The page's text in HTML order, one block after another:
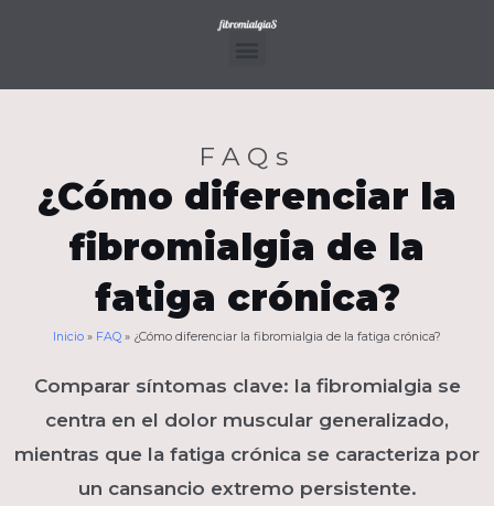
FAQs
¿Cómo diferenciar la
fibromialgia de la
fatiga crónica?
Inicio » FAQ » ¿Cómo diferenciar la fibromialgia de la fatiga crónica?
Comparar síntomas clave: la fibromialgia se
centra en el dolor muscular generalizado,
mientras que la fatiga crónica se caracteriza por
un cansancio extremo persistente.